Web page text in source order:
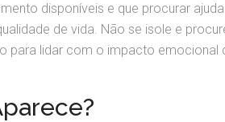
disponíveis e que procurar
de vida. Não se isole e
para lidar com o impacto emocional